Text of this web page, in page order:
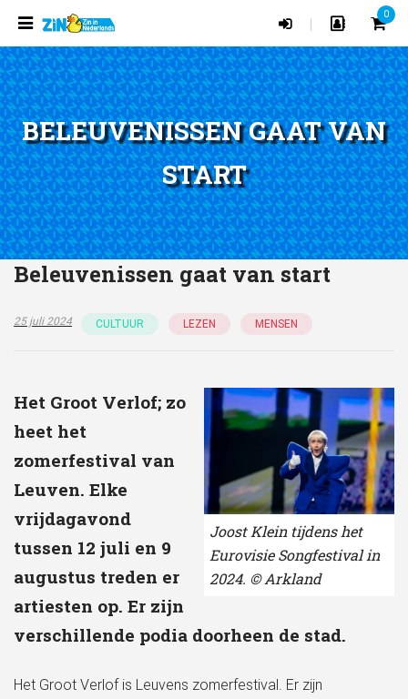
BELEUVENISSEN GAAT VAN
START
Beleuvenissen gaat van start
25 juli 2024 CULTUUR LEZEN MENSEN
Joost Klein tijdens het
Eurovisie Songfestival in
2024. © Arkland
Het Groot Verlof; zo
heet het
zomerfestival van
Leuven. Elke
vrijdagavond
tussen 12 juli en 9
augustus treden er
artiesten op. Er zijn
verschillende podia doorheen de stad.
Het Groot Verlof is Leuvens zomerfestival. Er zijn
|
0